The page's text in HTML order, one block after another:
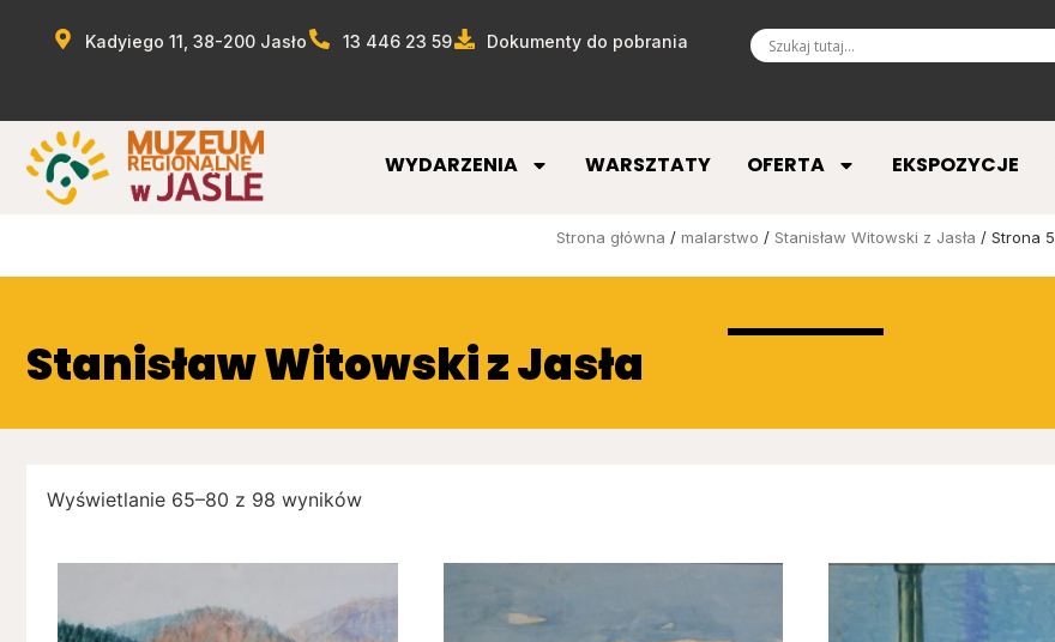
Kadyiego 11, 38-200 Jasło 13 446 23 59 Dokumenty do pobrania
WYDARZENIA WARSZTATY OFERTA EKSPOZYCJE
Strona główna / malarstwo / Stanisław Witowski z Jasła / Strona 5
Stanisław Witowski z Jasła
Wyświetlanie 65–80 z 98 wyników